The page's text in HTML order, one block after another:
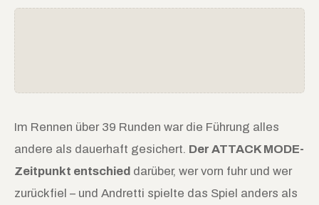
Im Rennen über 39 Runden war die Führung alles
andere als dauerhaft gesichert. Der ATTACK MODE-
Zeitpunkt entschied darüber, wer vorn fuhr und wer
zurückfiel – und Andretti spielte das Spiel anders als